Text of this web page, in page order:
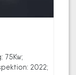
75Kw;
2022;